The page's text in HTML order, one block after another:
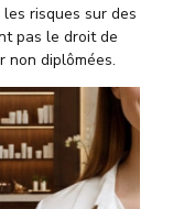
risques sur des
pas le droit de
non diplômées.